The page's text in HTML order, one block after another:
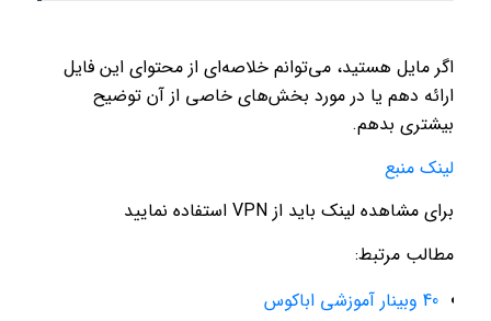
اگر مایل هستید، می‌توانم خلاصه‌ای از محتوای این فایل
ارائه دهم یا در مورد بخش‌های خاصی از آن توضیح
بیشتری بدهم.
لینک منبع
برای مشاهده لینک باید از VPN استفاده نمایید
مطالب مرتبط:
40 وبینار آموزشی اباکوس